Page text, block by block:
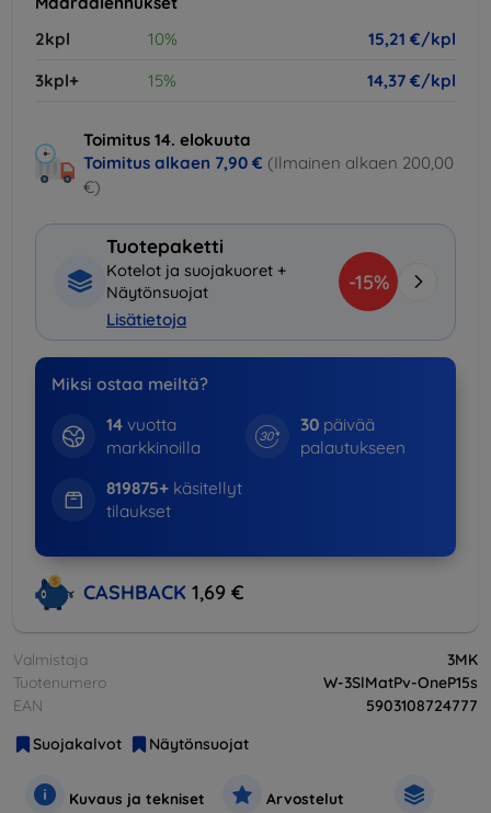
2kpl
10%
15,21 €/kpl
3kpl+
15% 14,37 €/kpl
Toimitus 14. elokuuta
Toimitus alkaen 7,90 € (Ilmainen alkaen 200,00
€)
Tuotepaketti
Kotelot ja suojakuoret +
Näytönsuojat
Lisätietoja
-15%
Miksi ostaa meiltä?
14vuotta
markkinoilla
30 päivää
palautukseen
819875+käsitellyt
tilaukset
CASHBACK 1,69 €
Valmistaja
3MK
Tuotenumero
W-3SlMatPv-OneP15s
EAN
5903108724777
Suojakalvot
Näytönsuojat
Kuvaus ja tekniset
Arvostelut